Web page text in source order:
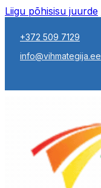
Liigu põhisisu juurde
+372 509 7129
info@vihmategija.ee